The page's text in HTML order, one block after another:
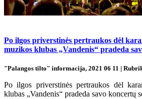
Po ilgos priverstinės pertraukos dėl
muzikos klubas „Vandenis“ pradeda
"Palangos tilto" informacija, 2021 06 11 |
Po ilgos priverstinės pertraukos dėl
klubas „Vandenis“ pradeda savo koncertų